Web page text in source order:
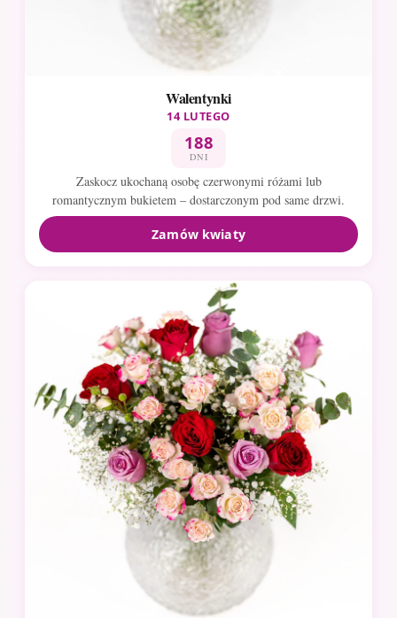
Walentynki
14 LUTEGO
188
DNI
Zaskocz ukochaną osobę czerwonymi różami lub
romantycznym bukietem – dostarczonym pod same drzwi.
Zamów kwiaty